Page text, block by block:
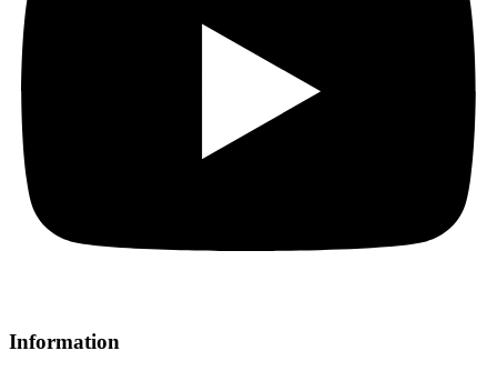
Information